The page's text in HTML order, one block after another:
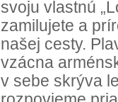
svoju vlastnú
zamilujete a
našej cesty.
vzácna
v sebe skrýva